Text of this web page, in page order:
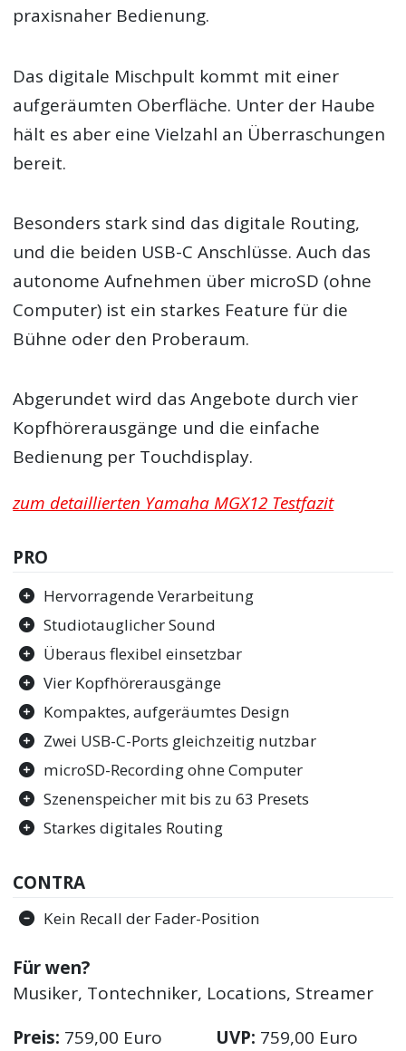
praxisnaher Bedienung.
Das digitale Mischpult kommt mit einer
aufgeräumten Oberfläche. Unter der Haube
hält es aber eine Vielzahl an Überraschungen
bereit.
Besonders stark sind das digitale Routing,
und die beiden USB-C Anschlüsse. Auch das
autonome Aufnehmen über microSD (ohne
Computer) ist ein starkes Feature für die
Bühne oder den Proberaum.
Abgerundet wird das Angebote durch vier
Kopfhörerausgänge und die einfache
Bedienung per Touchdisplay.
zum detaillierten Yamaha MGX12 Testfazit
PRO
Hervorragende Verarbeitung
Studiotauglicher Sound
Überaus flexibel einsetzbar
Vier Kopfhörerausgänge
Kompaktes, aufgeräumtes Design
Zwei USB-C-Ports gleichzeitig nutzbar
microSD-Recording ohne Computer
Szenenspeicher mit bis zu 63 Presets
Starkes digitales Routing
CONTRA
Kein Recall der Fader-Position
Für wen?
Musiker, Tontechniker, Locations, Streamer
Preis: 759,00 Euro UVP: 759,00 Euro